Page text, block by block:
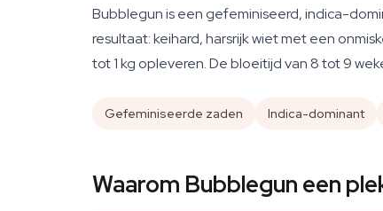
Bubblegun is een gefeminiseerd, indica-
resultaat: keihard, harsrijk wiet met een
tot 1 kg opleveren. De bloeitijd van 8 tot 9
Gefeminiseerde zaden Indica-dominant
Waarom Bubblegun een